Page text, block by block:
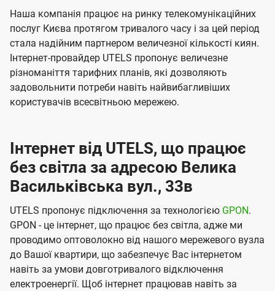
Наша компанія працює на ринку телекомунікаційних
послуг Києва протягом тривалого часу і за цей період
стала надійним партнером величезної кількості киян.
Інтернет-провайдер UTELS пропонує величезне
різноманіття тарифних планів, які дозволяють
задовольнити потреби навіть найвибагливіших
користувачів всесвітньою мережею.
Інтернет від UTELS, що працює
без світла за адресою Велика
Васильківська вул., 33в
UTELS пропонує підключення за технологією GPON.
GPON - це інтернет, що працює без світла, адже ми
проводимо оптоволокно від нашого мережевого вузла
до Вашої квартири, що забезпечує Вас інтернетом
навіть за умови довготривалого відключення
електроенергії. Щоб інтернет працював навіть за